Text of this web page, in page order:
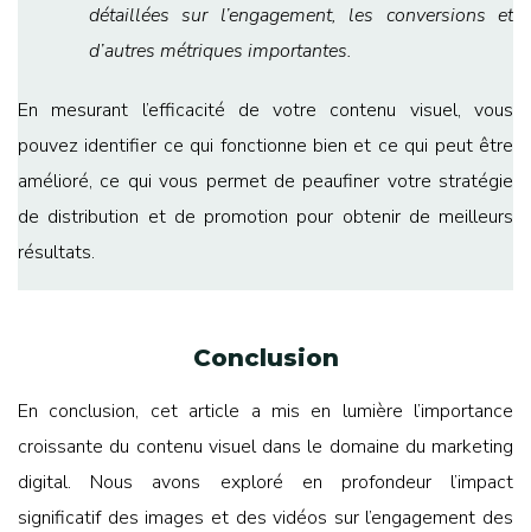
détaillées sur l’engagement, les conversions et
d’autres métriques importantes.
En mesurant l’efficacité de votre contenu visuel, vous
pouvez identifier ce qui fonctionne bien et ce qui peut être
amélioré, ce qui vous permet de peaufiner votre stratégie
de distribution et de promotion pour obtenir de meilleurs
résultats.
Conclusion
En conclusion, cet article a mis en lumière l’importance
croissante du contenu visuel dans le domaine du marketing
digital. Nous avons exploré en profondeur l’impact
significatif des images et des vidéos sur l’engagement des